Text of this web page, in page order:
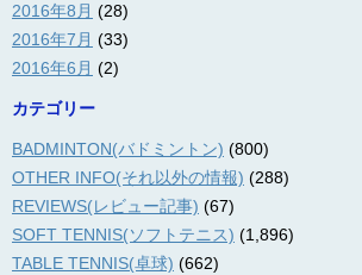
2016年8月 (28)
2016年7月 (33)
2016年6月 (2)
カテゴリー
BADMINTON(バドミントン) (800)
OTHER INFO(それ以外の情報) (288)
REVIEWS(レビュー記事) (67)
SOFT TENNIS(ソフトテニス) (1,896)
TABLE TENNIS(卓球) (662)